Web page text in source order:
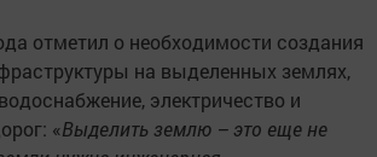
отметил о необходимости создания
на выделенных землях,
электричество и
«Выделить землю – это еще не